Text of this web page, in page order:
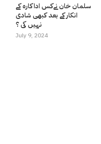
سلمان خان نےکس اداکارہ کے
انکار کے بعد کبھی شادی
نہیں کی ؟
July 9, 2024